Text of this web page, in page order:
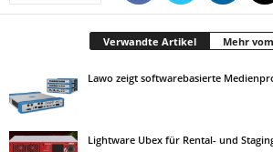
Verwandte Artikel Mehr
Lawo zeigt softwarebasierte
Lightware Ubex für Rental- und